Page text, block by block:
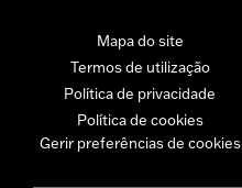
Mapa do site
Termos de utilização
Política de privacidade
Política de cookies
Gerir preferências de cookies